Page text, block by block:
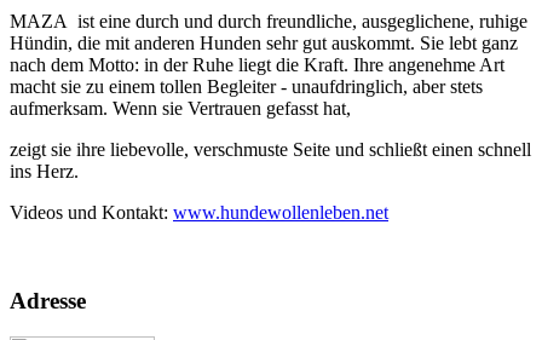
MAZA ist eine durch und durch freundliche, ausgeglichene, ruhige
Hündin, die mit anderen Hunden sehr gut auskommt. Sie lebt ganz
nach dem Motto: in der Ruhe liegt die Kraft. Ihre angenehme Art
macht sie zu einem tollen Begleiter - unaufdringlich, aber stets
aufmerksam. Wenn sie Vertrauen gefasst hat,
zeigt sie ihre liebevolle, verschmuste Seite und schließt einen schnell
ins Herz.
Videos und Kontakt: www.hundewollenleben.net
Adresse